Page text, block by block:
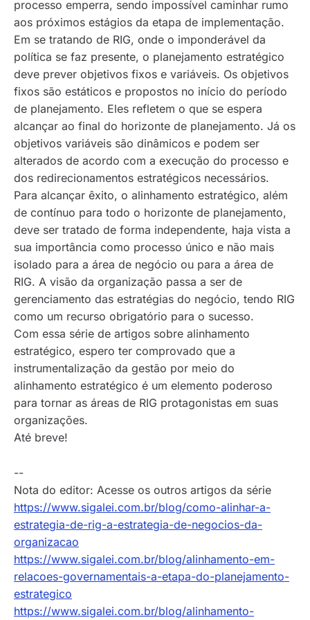
processo emperra, sendo impossível caminhar rumo
aos próximos estágios da etapa de implementação.
Em se tratando de RIG, onde o imponderável da
política se faz presente, o planejamento estratégico
deve prever objetivos fixos e variáveis. Os objetivos
fixos são estáticos e propostos no início do período
de planejamento. Eles refletem o que se espera
alcançar ao final do horizonte de planejamento. Já os
objetivos variáveis são dinâmicos e podem ser
alterados de acordo com a execução do processo e
dos redirecionamentos estratégicos necessários.
Para alcançar êxito, o alinhamento estratégico, além
de contínuo para todo o horizonte de planejamento,
deve ser tratado de forma independente, haja vista a
sua importância como processo único e não mais
isolado para a área de negócio ou para a área de
RIG. A visão da organização passa a ser de
gerenciamento das estratégias do negócio, tendo RIG
como um recurso obrigatório para o sucesso.
Com essa série de artigos sobre alinhamento
estratégico, espero ter comprovado que a
instrumentalização da gestão por meio do
alinhamento estratégico é um elemento poderoso
para tornar as áreas de RIG protagonistas em suas
organizações.
Até breve!
--
Nota do editor: Acesse os outros artigos da série
https://www.sigalei.com.br/blog/como-alinhar-a-
estrategia-de-rig-a-estrategia-de-negocios-da-
organizacao
https://www.sigalei.com.br/blog/alinhamento-em-
relacoes-governamentais-a-etapa-do-planejamento-
estrategico
https://www.sigalei.com.br/blog/alinhamento-